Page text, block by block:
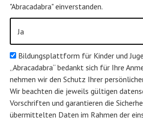
"Abracadabra" einverstanden.
Bildungsplattform für Kinder und
„Abracadabra“ bedankt sich für Ihre
nehmen wir den Schutz Ihrer
Wir beachten die jeweils gültigen
Vorschriften und garantieren die
übermittelten Daten im Rahmen der